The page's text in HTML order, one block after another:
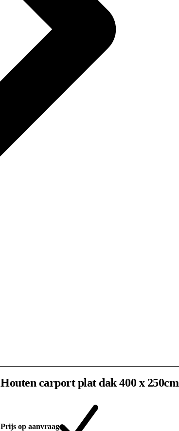
Houten carport plat dak 400 x 250cm
Prijs op aanvraag